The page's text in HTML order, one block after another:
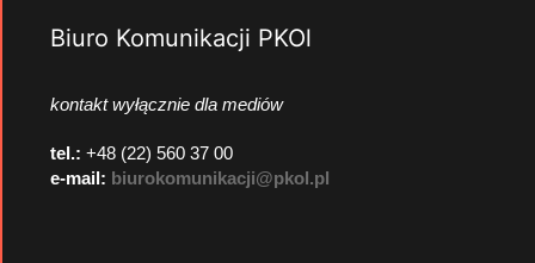
Biuro Komunikacji PKOl
kontakt wyłącznie dla mediów
tel.: +48 (22) 560 37 00
e-mail: biurokomunikacji@pkol.pl